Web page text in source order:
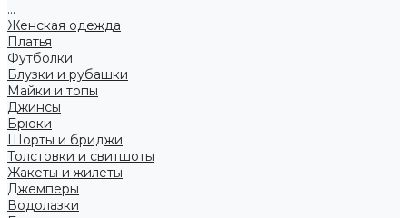
...
Женская одежда
Платья
Футболки
Блузки и рубашки
Майки и топы
Джинсы
Брюки
Шорты и бриджи
Толстовки и свитшоты
Жакеты и жилеты
Джемперы
Водолазки